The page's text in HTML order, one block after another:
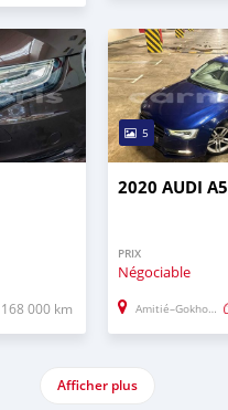
168 000 km
5
2020 AUDI A5
PRIX
Négociable
Amitié–Gokhoola
Afficher plus